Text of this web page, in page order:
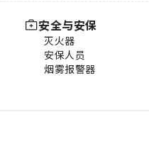
安全与安保
灭火器
安保人员
烟雾报警器